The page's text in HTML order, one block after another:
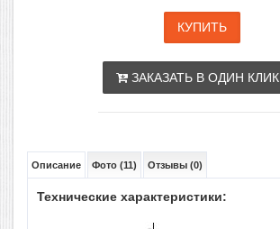
ЗАКАЗАТЬ В ОДИН КЛИК
Описание Фото (11) Отзывы (0)
Технические характеристики: